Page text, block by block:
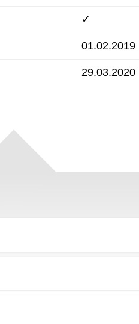
✓
01.02.2019
29.03.2020